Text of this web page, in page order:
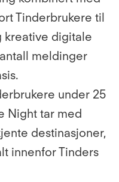
Tinderbrukere til
kreative digitale
meldinger
under 25
Night tar med
destinasjoner,
innenfor Tinders